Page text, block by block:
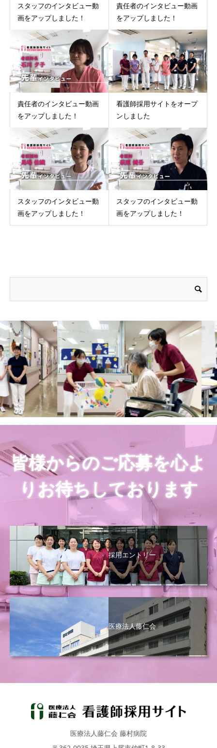
スタッフのインタビュー動
画をアップしました！
責任者のインタビュー動画
をアップしました！
責任者のインタビュー動画
をアップしました！
看護師採用サイトをオープ
ンしました
スタッフのインタビュー動
画をアップしました！
スタッフのインタビュー動
画をアップしました！
皆様からのご応募を心よ
りお待ちしております
採用エントリー
医療法人藤仁会
医療法人藤仁会 藤村病院